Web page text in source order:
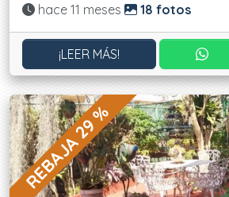
Actualizado:
hace 11 meses 18 fotos
¡LEER MÁS!
REBAJA 29 %